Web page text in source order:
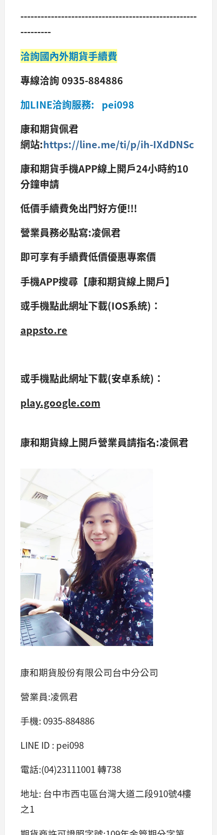
----------------------------------------------------
---------
洽詢國內外期貨手續費
專線洽詢 0935-884886
加LINE洽詢服務: pei098
康和期貨佩君
網站:https://line.me/ti/p/ih-IXdDNSc
康和期貨手機APP線上開戶24小時約10
分鐘申請
低價手續費免出門好方便!!!
營業員務必點寫:凌佩君
即可享有手續費低價優惠專案價
手機APP搜尋【康和期貨線上開戶】
或手機點此網址下載(IOS系統)：
appsto.re
或手機點此網址下載(安卓系統)：
play.google.com
康和期貨線上開戶營業員請指名:凌佩君
康和期貨股份有限公司台中分公司
營業員:凌佩君
手機: 0935-884886
LINE ID : pei098
電話:(04)23111001 轉738
地址: 台中市西屯區台灣大道二段910號4樓
之1